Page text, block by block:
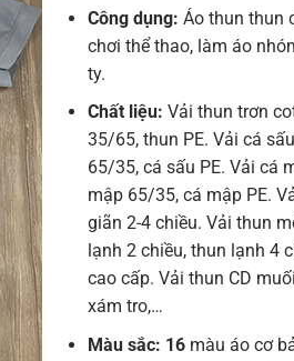
Công dụng: Áo thun thun
chơi thể thao, làm áo
ty.
Chất liệu: Vải thun trơn
35/65, thun PE. Vải cá
65/35, cá sấu PE. Vải cá
mập 65/35, cá mập PE.
giãn 2-4 chiều. Vải thun
lạnh 2 chiều, thun lạnh 4
cao cấp. Vải thun CD
xám tro,…
Màu sắc: 16màu áo cơ